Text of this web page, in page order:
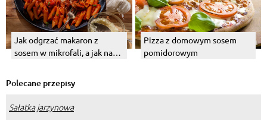
Jak odgrzać makaron z
sosem w mikrofali, a jak na
Pizza z domowym sosem
pomidorowym
Polecane przepisy
Sałatka jarzynowa